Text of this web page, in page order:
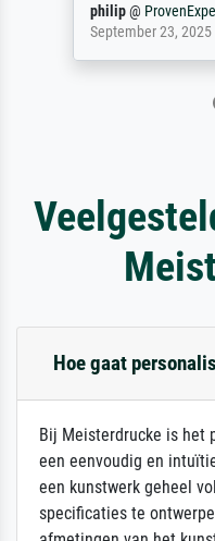
philip@
September 23, 2025
Hoe gaat
Bij Meisterdrucke is het
een eenvoudig en
een kunstwerk geheel
specificaties te